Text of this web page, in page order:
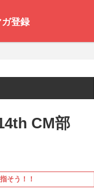
ガ登録
CM部
そう！！